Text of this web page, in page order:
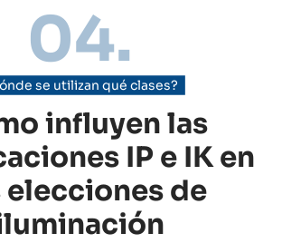
04.
se utilizan qué clases?
influyen las
IP e IK en
elecciones de